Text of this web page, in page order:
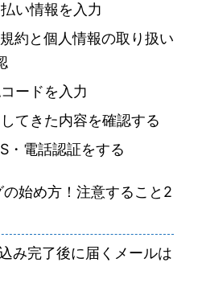
い情報を入力
約と個人情報の取り扱い
ードを入力
てきた内容を確認する
・電話認証をする
の始め方！注意すること2
み完了後に届くメールは